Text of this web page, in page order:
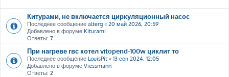
Китурами, не включается циркуляционный насос
Последнее сообщение alterg « 20 май 2026, 20:59
Добавлено в форуме Kiturami
Ответы: 7
При нагреве гвс котел vitopend-100w циклит то
Последнее сообщение LouisPit « 13 сен 2024, 12:05
Добавлено в форуме Viessmann
Ответы: 2